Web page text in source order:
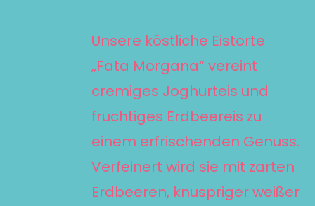
VARIANTEN
OPTIONEN
KÖNNEN
55,00 €
bis
70,00 €
Unsere köstliche Eistorte
„Fata Morgana“ vereint
cremiges Joghurteis und
fruchtiges Erdbeereis zu
einem erfrischenden Genuss.
Verfeinert wird sie mit zarten
Erdbeeren, knuspriger weißer